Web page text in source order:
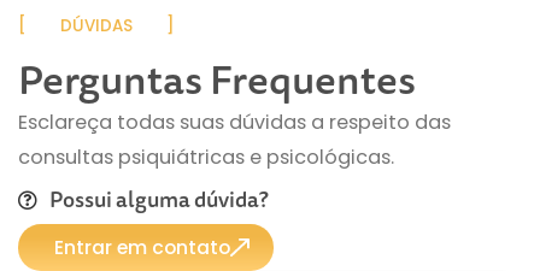
[ DÚVIDAS ]
Perguntas Frequentes
Esclareça todas suas dúvidas a respeito das
consultas psiquiátricas e psicológicas.
Possui alguma dúvida?
Entrar em contato